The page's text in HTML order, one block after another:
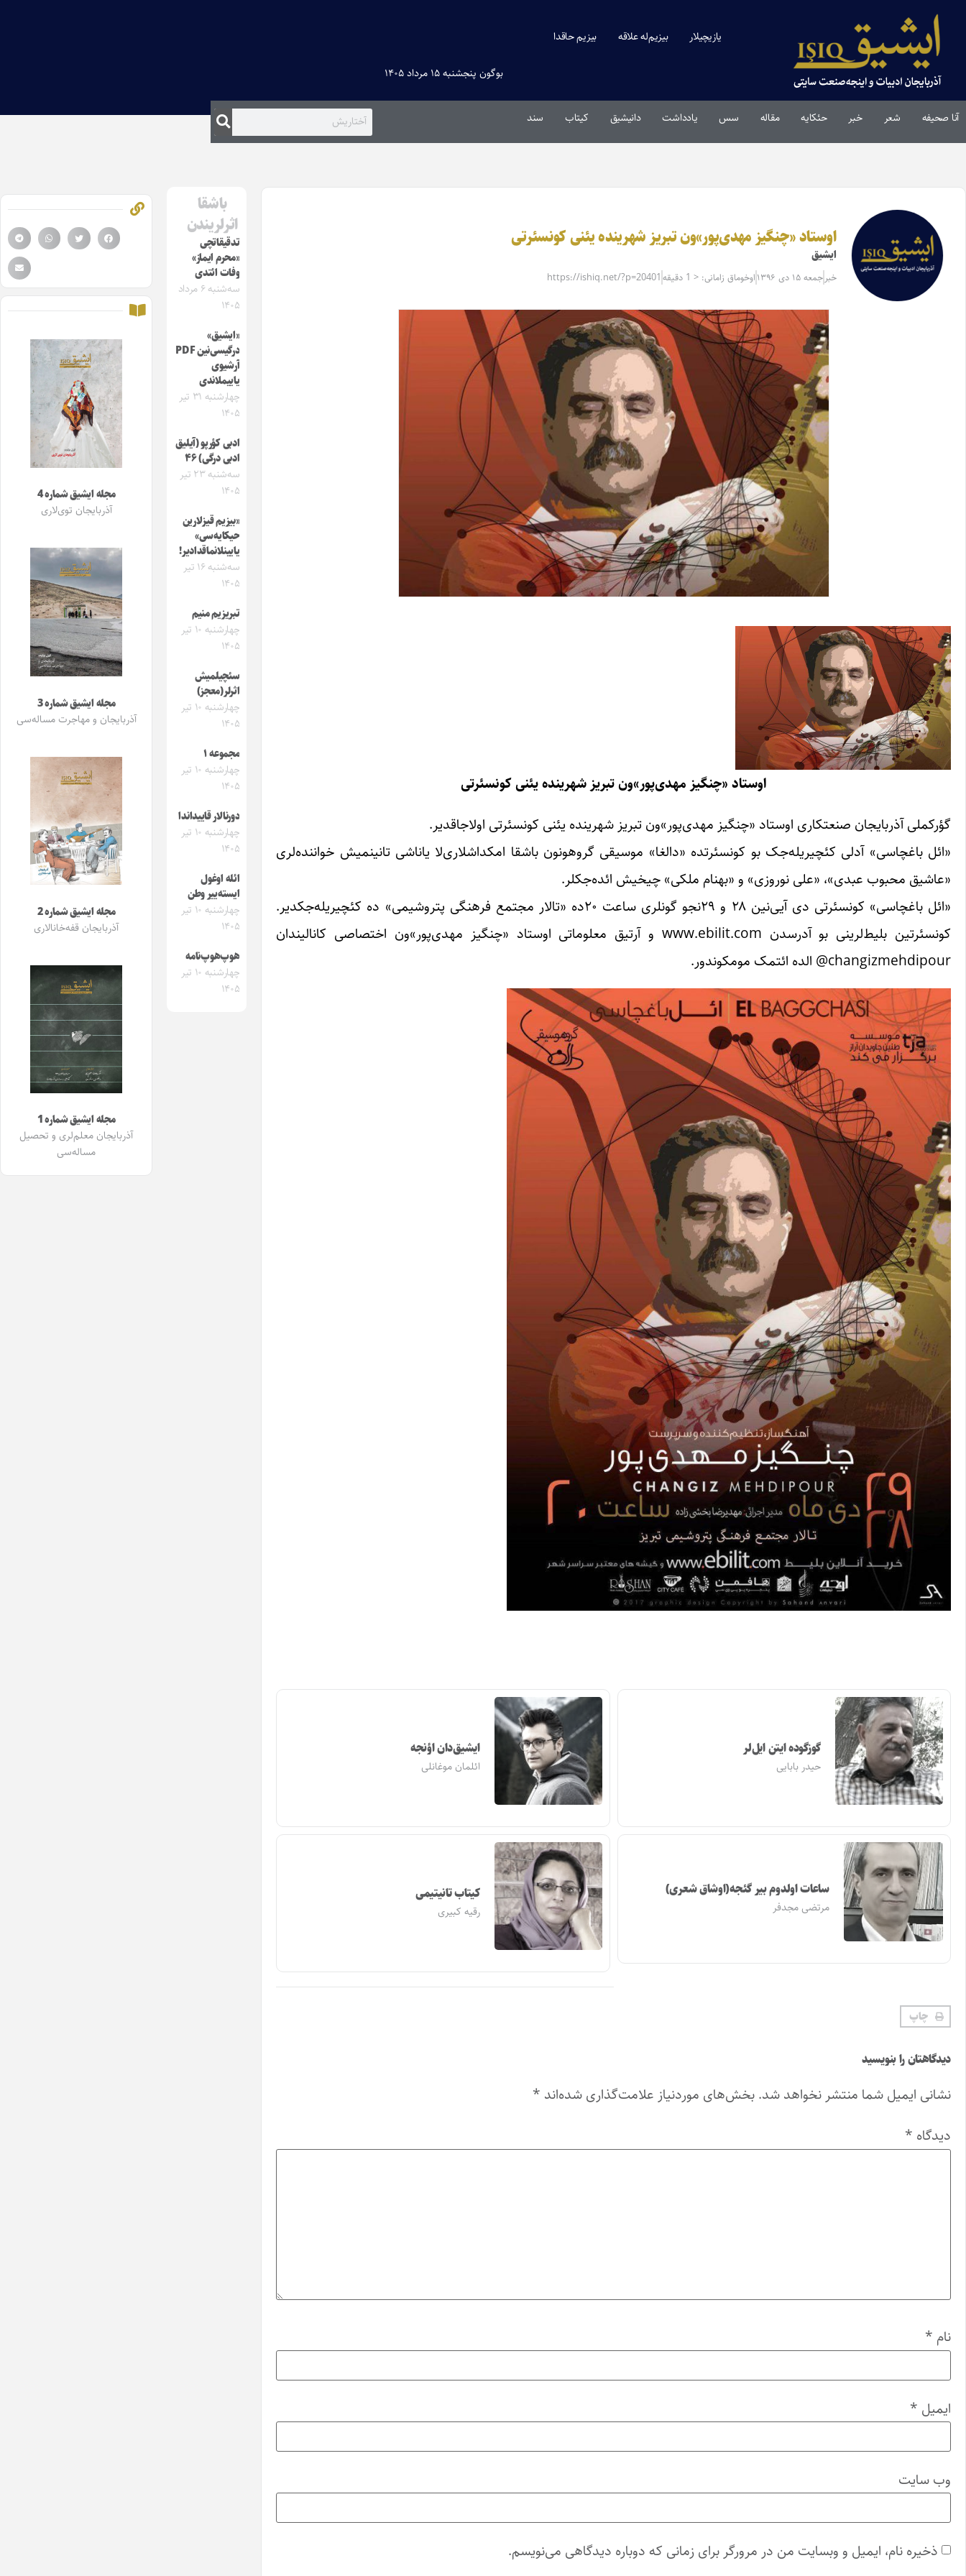
یازیچیلار بیزیم‌له علاقه بیزیم حاقدا
بوگون پنجشنبه ۱۵ مرداد ۱۴۰۵
آنا صحیفه شعر خبر حئکایه مقاله‌ سس یادداشت دانیشیق کیتاب سند
اوستاد «چنگیز مهدی‌پور»ون تبریز شهرینده یئنی کونسئرتی
ایشیق
خبر جمعه ۱۵ دی ۱۳۹۶ اوخوماق زامانی: < 1 دقیقه https://ishiq.net/?p=20401
اوستاد «چنگیز مهدی‌پور»ون تبریز شهرینده یئنی کونسئرتی
گؤرکملی آذربایجان صنعتکاری اوستاد «چنگیز مهدی‌پور»ون تبریز شهرینده یئنی کونسئرتی اولاجاقدیر.
«ائل باغچاسی» آدلی کئچیریله‌جک بو کونسئرتده «دالغا» موسیقی گروهونون باشقا امکداشلاری‌لا یاناشی تانینمیش خواننده‌لری
«عاشیق محبوب عبدی»، «علی نوروزی» و «بهنام ملکی» چیخیش ائده‌جکلر.
«ائل باغچاسی» کونسئرتی دی آیی‌نین ۲۸ و ۲۹نجو گونلری ساعت ۲۰ده «تالار مجتمع فرهنگی پتروشیمی» ده کئچیریله‌جکدیر.
کونسئرتین بلیط‌لرینی بو آدرسدن www.ebilit.com و آرتیق معلوماتی اوستاد «چنگیز مهدی‌پور»ون اختصاصی کانالیندان
changizmehdipour@ الده ائتمک مومکوندور.
گوزگوده ایتن ایل‌لر
حیدر بابایی
ایشیق‌دان اؤنجه
ائلمان موغانلی
ساعات اولدوم بیر گئجه(اوشاق شعری)
مرتضی مجدفر
کیتاب تانیتیمی
رقیه کبیری
چاپ
دیدگاهتان را بنویسید
نشانی ایمیل شما منتشر نخواهد شد. بخش‌های موردنیاز علامت‌گذاری شده‌اند *
دیدگاه *
نام *
ایمیل *
وب‌ سایت
ذخیره نام، ایمیل و وبسایت من در مرورگر برای زمانی که دوباره دیدگاهی می‌نویسم.
باشقا
اثرلریندن
تدقیقاتچی
«محرم ایماز»
وفات ائتدی
سه‌شنبه ۶ مرداد
۱۴۰۵
«ایشیق»
درگیسی‌نین PDF
آرشیوی
یاییملاندی
چهارشنبه ۳۱ تیر
۱۴۰۵
ادبی کؤرپو (آیلیق
ادبی درگی) ۴۶
سه‌شنبه ۲۳ تیر
۱۴۰۵
«بیزیم قیزلارین
حیکایه‌سی»
یایینلانماقدادیر!
سه‌شنبه ۱۶ تیر
۱۴۰۵
تبریزیم منیم
چهارشنبه ۱۰ تیر
۱۴۰۵
سئچیلمیش
اثرلر(معجز)
چهارشنبه ۱۰ تیر
۱۴۰۵
مجموعه ۱
چهارشنبه ۱۰ تیر
۱۴۰۵
دورنالار قاییداندا
چهارشنبه ۱۰ تیر
۱۴۰۵
ائله اوغول
ایسته‌ییر وطن
چهارشنبه ۱۰ تیر
۱۴۰۵
هوپ‌هوپ‌نامه
چهارشنبه ۱۰ تیر
۱۴۰۵
مجله ایشیق شماره 4
آذربایجان توی‌لاری
مجله ایشیق شماره 3
آذربایجان و مهاجرت مساله‌سی
مجله ایشیق شماره 2
آذربایجان قفه‌خانالاری
مجله ایشیق شماره 1
آذربایجان معلم‌لری و تحصیل
مساله‌سی